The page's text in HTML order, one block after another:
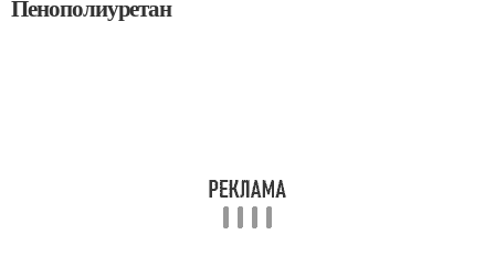
Пенополиуретан